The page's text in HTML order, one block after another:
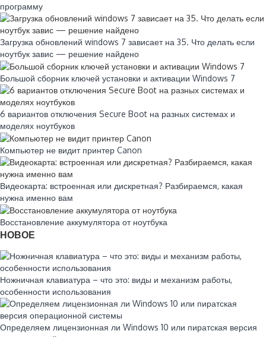
программу
Загрузка обновлений windows 7 зависает на 35. Что делать если
ноутбук завис — решение найдено
Большой сборник ключей установки и активации Windows 7
6 вариантов отключения Secure Boot на разных системах и
моделях ноутбуков
Компьютер не видит принтер Canon
Видеокарта: встроенная или дискретная? Разбираемся, какая
нужна именно вам
Восстановление аккумулятора от ноутбука
НОВОЕ
Ножничная клавиатура – что это: виды и механизм работы,
особенности использования
Определяем лицензионная ли Windows 10 или пиратская версия